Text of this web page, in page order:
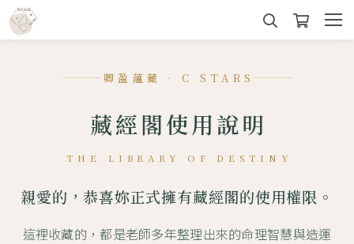
卿盈蘊藏 · C STARS
藏經閣使用說明
THE LIBRARY OF DESTINY
親愛的，恭喜妳正式擁有藏經閣的使用權限。
這裡收藏的，都是老師多年整理出來的命理智慧與造運